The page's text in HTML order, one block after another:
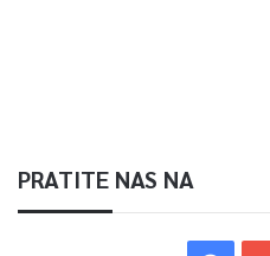
PRATITE NAS NA